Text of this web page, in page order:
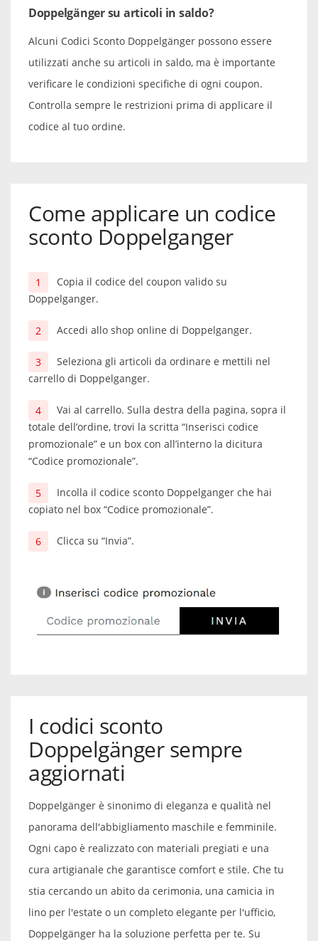
Doppelgänger su articoli in saldo?
Alcuni Codici Sconto Doppelgänger possono essere
utilizzati anche su articoli in saldo, ma è importante
verificare le condizioni specifiche di ogni coupon.
Controlla sempre le restrizioni prima di applicare il
codice al tuo ordine.
Come applicare un codice
sconto Doppelganger
Copia il codice del coupon valido su
Doppelganger.
Accedi allo shop online di Doppelganger.
Seleziona gli articoli da ordinare e mettili nel
carrello di Doppelganger.
Vai al carrello. Sulla destra della pagina, sopra il
totale dell’ordine, trovi la scritta “Inserisci codice
promozionale” e un box con all’interno la dicitura
“Codice promozionale”.
Incolla il codice sconto Doppelganger che hai
copiato nel box “Codice promozionale”.
Clicca su “Invia”.
I codici sconto
Doppelgänger sempre
aggiornati
Doppelgänger è sinonimo di eleganza e qualità nel
panorama dell'abbigliamento maschile e femminile.
Ogni capo è realizzato con materiali pregiati e una
cura artigianale che garantisce comfort e stile. Che tu
stia cercando un abito da cerimonia, una camicia in
lino per l'estate o un completo elegante per l'ufficio,
Doppelgänger ha la soluzione perfetta per te. Su